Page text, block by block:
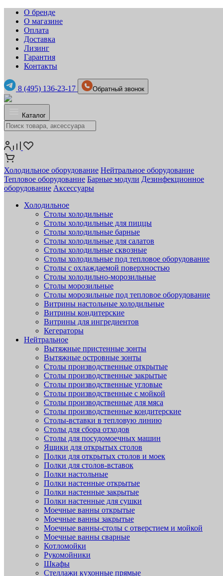
О бренде
О магазине
Оплата
Доставка
Лизинг
Гарантия
Контакты
8 (495) 136-23-17 Обратный звонок
Каталог
Холодильное оборудование Нейтральное оборудование
Тепловое оборудование Барные модули Дезинфекционное
оборудование Аксессуары
Холодильное
Столы холодильные
Столы холодильные для пиццы
Столы холодильные барные
Столы холодильные для салатов
Столы холодильные сквозные
Столы холодильные под тепловое оборудование
Столы с охлаждаемой поверхностью
Столы холодильно-морозильные
Столы морозильные
Столы морозильные под тепловое оборудование
Витрины настольные холодильные
Витрины кондитерские
Витрины для ингредиентов
Кегераторы
Нейтральное
Вытяжные пристенные зонты
Вытяжные островные зонты
Столы производственные открытые
Столы производственные закрытые
Столы производственные угловые
Столы производственные с мойкой
Столы производственные для мяса
Столы производственные кондитерские
Столы-вставки в тепловую линию
Столы для сбора отходов
Столы для посудомоечных машин
Ящики для открытых столов
Полки для открытых столов и моек
Полки для столов-вставок
Полки настольные
Полки настенные открытые
Полки настенные закрытые
Полки настенные для сушки
Моечные ванны открытые
Моечные ванны закрытые
Моечные ванны-столы с отверстием и мойкой
Моечные ванны сварные
Котломойки
Рукомойники
Шкафы
Стеллажи кухонные прямые